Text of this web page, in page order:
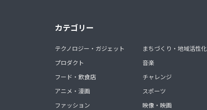
カテゴリー
テクノロジー・ガジェット
プロダクト
フード・飲食店
アニメ・漫画
ファッション
まちづくり・地域活性化
音楽
チャレンジ
スポーツ
映像・映画